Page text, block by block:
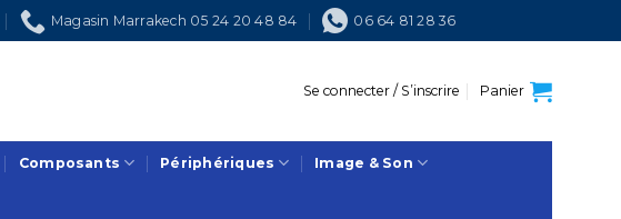
Magasin Marrakech 05 24 20 48 84 06 64 81 28 36
Se connecter / S’inscrire Panier
Composants Périphériques Image & Son